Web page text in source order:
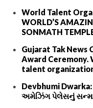
World Talent
WORLD’S
SONMATH
Gujarat Tak News
Award Ceremony.
talent
Devbhumi Dwarka:
અમેઝિંગ પેલેસનું